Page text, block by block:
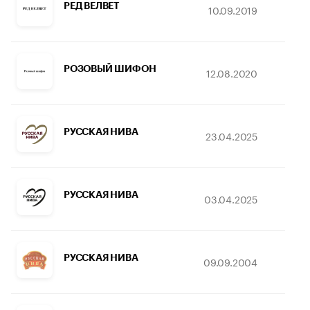
РЕД ВЕЛВЕТ 10.09.2019
РОЗОВЫЙ ШИФОН 12.08.2020
РУССКАЯ НИВА 23.04.2025
РУССКАЯ НИВА 03.04.2025
РУССКАЯ НИВА 09.09.2004